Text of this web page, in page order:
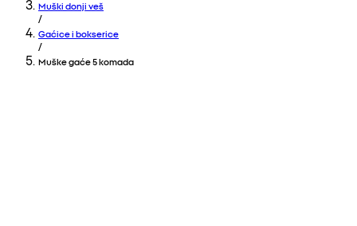
Muški donji veš
/
Gaćice i bokserice
/
Muške gaće 5 komada